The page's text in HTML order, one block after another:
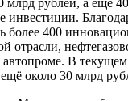
инвестиции.
более 400
отрасли,
В текущем
около 30 млрд